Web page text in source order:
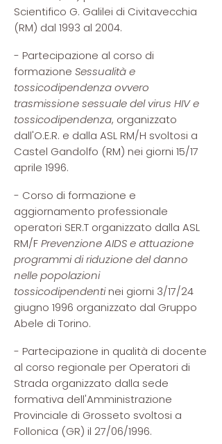
Scientifico G. Galilei di Civitavecchia
(RM) dal 1993 al 2004.
- Partecipazione al corso di
formazione Sessualità e
tossicodipendenza ovvero
trasmissione sessuale del virus HIV e
tossicodipendenza, organizzato
dall'O.E.R. e dalla ASL RM/H svoltosi a
Castel Gandolfo (RM) nei giorni 15/17
aprile 1996.
- Corso di formazione e
aggiornamento professionale
operatori SER.T organizzato dalla ASL
RM/FPrevenzione AIDS e attuazione
programmi di riduzione del danno
nelle popolazioni
tossicodipendentinei giorni 3/17/24
giugno 1996 organizzato dal Gruppo
Abele di Torino.
- Partecipazione in qualità di docente
al corso regionale per Operatori di
Strada organizzato dalla sede
formativa dell'Amministrazione
Provinciale di Grosseto svoltosi a
Follonica (GR) il 27/06/1996.